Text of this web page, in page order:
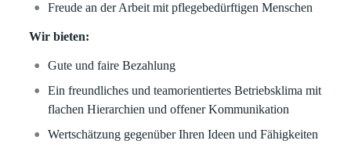
Freude an der Arbeit mit pflegebedürftigen Menschen
Wir bieten:
Gute und faire Bezahlung
Ein freundliches und teamorientiertes Betriebsklima mit
flachen Hierarchien und offener Kommunikation
Wertschätzung gegenüber Ihren Ideen und Fähigkeiten